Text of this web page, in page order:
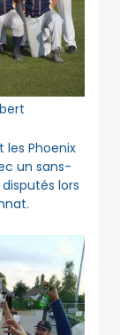
les Phoenix
un sans-
lors